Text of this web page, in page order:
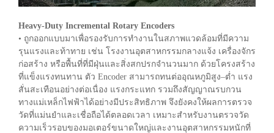
Heavy-Duty Incremental Rotary Encoders
• ถูกออกแบบมาเพื่อรองรับการทำงานในสภาพแวดล้อมที่มีความ
รุนแรงและท้าทาย เช่น โรงงานอุตสาหกรรมกลางแจ้ง เครื่องจักร
ก่อสร้าง หรือพื้นที่ที่มีฝุ่นและสิ่งสกปรกจำนวนมาก ด้วยโครงสร้าง
ที่แข็งแรงทนทาน ตัว Encoder สามารถทนต่ออุณหภูมิสูง–ต่ำ แรง
สั่นสะเทือนอย่างต่อเนื่อง แรงกระแทก รวมถึงสัญญาณรบกวน
ทางแม่เหล็กไฟฟ้าได้อย่างมีประสิทธิภาพ จึงยังคงให้ผลการตรวจ
วัดที่แม่นยำและเชื่อถือได้ตลอดเวลา เหมาะสำหรับงานตรวจวัด
ความเร็วรอบของมอเตอร์ขนาดใหญ่และงานอุตสาหกรรมหนักที่